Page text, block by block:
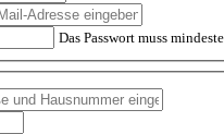
Das Passwort muss